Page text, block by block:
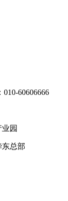
60606666
园
总部